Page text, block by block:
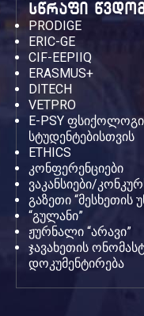
სწრაფი
PRODIGE
ERIC-GE
CIF-EEPIIQ
ERASMUS+
DITECH
VETPRO
E-PSY
სტუდენტებისთვის
ETHICS
კონფერენციები
ვაკანსიები/
გაზეთი “მესხეთის
“გულანი”
ჟურნალი “არავი”
ჯავახეთის
დოკუმენტირება